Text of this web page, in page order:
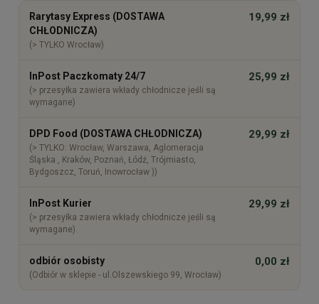
Cena nie zawiera ewentualnych kosztów płatności
Rarytasy Express (DOSTAWA
CHŁODNICZA)
(> TYLKO Wrocław)
19,99 zł
InPost Paczkomaty 24/7
(> przesyłka zawiera wkłady chłodnicze jeśli są
wymagane)
25,99 zł
DPD Food (DOSTAWA CHŁODNICZA)
(> TYLKO: Wrocław, Warszawa, Aglomeracja
Śląska , Kraków, Poznań, Łódź, Trójmiasto,
Bydgoszcz, Toruń, Inowrocław ))
29,99 zł
InPost Kurier
(> przesyłka zawiera wkłady chłodnicze jeśli są
wymagane)
29,99 zł
odbiór osobisty
(Odbiór w sklepie - ul.Olszewskiego 99, Wrocław)
0,00 zł